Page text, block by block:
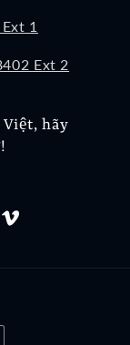
1
Ext 2
hãy
Vimeo